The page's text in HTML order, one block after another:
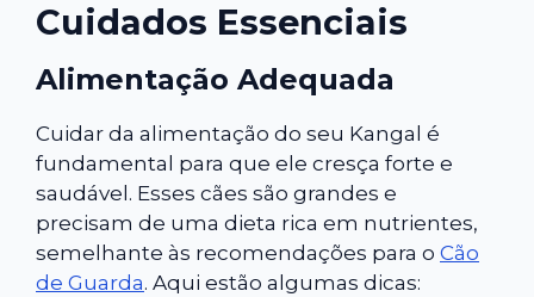
Cuidados Essenciais
Alimentação Adequada
Cuidar da alimentação do seu Kangal é
fundamental para que ele cresça forte e
saudável. Esses cães são grandes e
precisam de uma dieta rica em nutrientes,
semelhante às recomendações para o Cão
de Guarda. Aqui estão algumas dicas: